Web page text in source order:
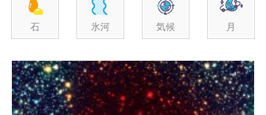
石 氷河 気候 月